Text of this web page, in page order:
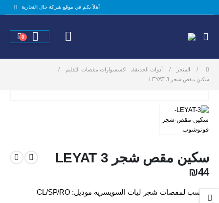
أهلاً بكم في موقع شركة جال التجارية
0
المتجر أدوات الحديقة
اكسسوارات مقصات التقليم
سكين مقص شجر LEYAT 3
سكين مقص شجر LEYAT 3
₪44
مناسب لمقصات شجر ليات السويسرية موديل: CL/SP/RO